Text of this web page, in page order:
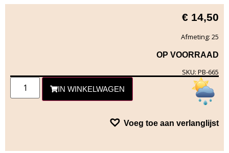
€ 14,50
Afmeting: 25
OP VOORRAAD
SKU: PB-665
IN WINKELWAGEN
Voeg toe aan verlanglijst